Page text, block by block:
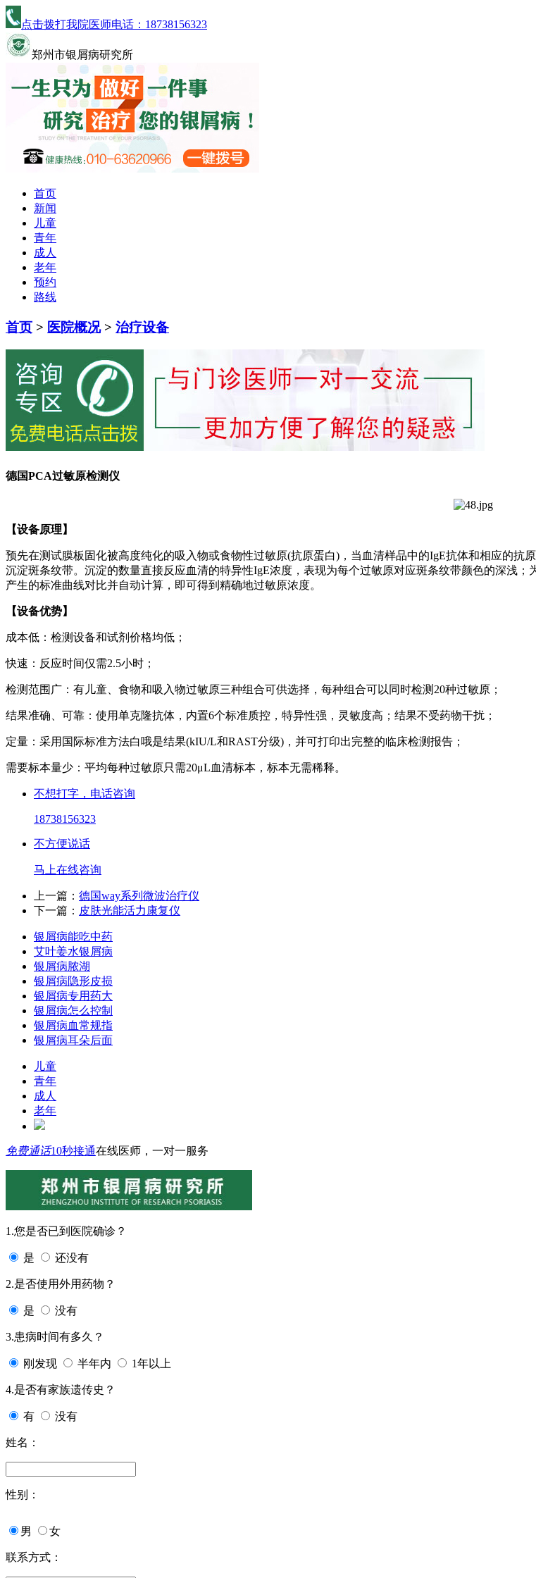
点击拨打我院医师电话： 18738156323
郑州市银屑病研究所
首页
新闻
儿童
青年
成人
老年
预约
路线
首页 > 医院概况> 治疗设备
德国PCA过敏原检测仪
【设备原理】
预先在测试膜板固化被高度纯化的吸入物或食物性过敏原(抗原蛋白)，当血清样品中的IgE抗体和相应的
沉淀斑条纹带。沉淀的数量直接反应血清的特异性IgE浓度，表现为每个过敏原对应斑条纹带颜色的深浅
产生的标准曲线对比并自动计算，即可得到精确地过敏原浓度。
【设备优势】
成本低：检测设备和试剂价格均低；
快速：反应时间仅需2.5小时；
检测范围广：有儿童、食物和吸入物过敏原三种组合可供选择，每种组合可以同时检测20种过敏原；
结果准确、可靠：使用单克隆抗体，内置6个标准质控，特异性强，灵敏度高；结果不受药物干扰；
定量：采用国际标准方法白哦是结果(kIU/L和RAST分级)，并可打印出完整的临床检测报告；
需要标本量少：平均每种过敏原只需20μL血清标本，标本无需稀释。
不想打字，电话咨询
18738156323
不方便说话
马上在线咨询
上一篇： 德国way系列微波治疗仪
下一篇： 皮肤光能活力康复仪
银屑病能吃中药
艾叶姜水银屑病
银屑病脓湖
银屑病隐形皮损
银屑病专用药大
银屑病怎么控制
银屑病血常规指
银屑病耳朵后面
儿童
青年
成人
老年
免费通话10秒接通在线医师，一对一服务
1.您是否已到医院确诊？
是 还没有
2.是否使用外用药物？
是 没有
3.患病时间有多久？
刚发现 半年内 1年以上
4.是否有家族遗传史？
有 没有
姓名：
性别：
男 女
联系方式：